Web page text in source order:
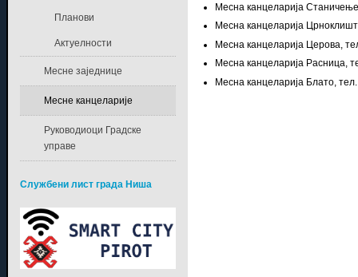
Месна канцеларија
Месна канцеларија
Месна канцеларија Церова,
Месна канцеларија Расница,
Месна канцеларија Блато,
Планови
Актуелности
Месне заједнице
Месне канцеларије
Руководиоци Градске
управе
Службени лист града Ниша